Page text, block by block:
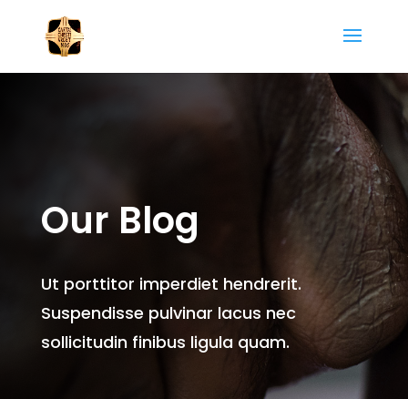
Our Blog
Ut porttitor imperdiet hendrerit.
Suspendisse pulvinar lacus nec
sollicitudin finibus ligula quam.